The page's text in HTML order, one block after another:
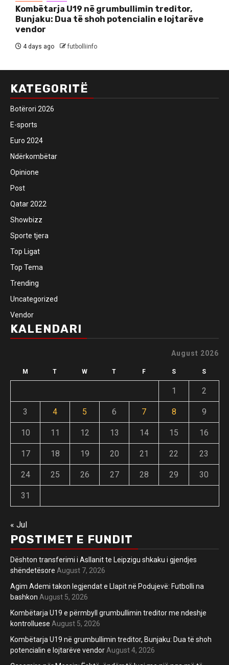
Kombëtarja U19 në grumbullimin treditor,
Bunjaku: Dua të shoh potencialin e lojtarëve
vendor
4 days ago futbolliinfo
KATEGORITË
Botërori 2026
E-sports
Euro 2024
Ndërkombëtar
Opinione
Post
Qatar 2022
Showbizz
Sporte tjera
Top Ligat
Top Tema
Trending
Uncategorized
Vendor
KALENDARI
August 2026
M T W T F S S
1 2
3 4 5 6 7 8 9
10 11 12 13 14 15 16
17 18 19 20 21 22 23
24 25 26 27 28 29 30
31
« Jul
POSTIMET E FUNDIT
Dështon transferimi i Asllanit te Leipzigu shkaku i gjendjes
shëndetësore August 7, 2026
Agim Ademi takon legjendat e Llapit në Podujevë: Futbolli na
bashkon August 5, 2026
Kombëtarja U19 e përmbyll grumbullimin treditor me ndeshje
kontrolluese August 5, 2026
Kombëtarja U19 në grumbullimin treditor, Bunjaku: Dua të shoh
potencialin e lojtarëve vendor August 4, 2026